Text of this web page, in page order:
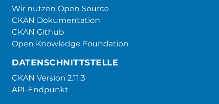
Wir nutzen Open Source
CKAN Dokumentation
CKAN Github
Open Knowledge Foundation
DATENSCHNITTSTELLE
CKAN Version 2.11.3
API-Endpunkt